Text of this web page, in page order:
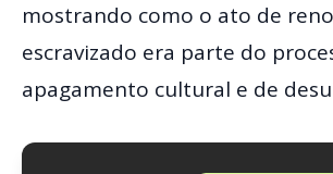
mostrando como o ato de
escravizado era parte do
apagamento cultural e de